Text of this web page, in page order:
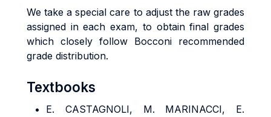
We take a special care to adjust the raw grades
assigned in each exam, to obtain final grades
which closely follow Bocconi recommended
grade distribution.
Textbooks
E. CASTAGNOLI, M. MARINACCI, E.